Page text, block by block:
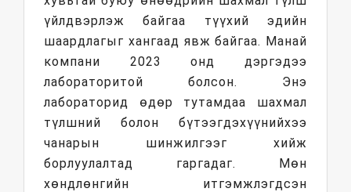
үйлдвэрлэж байгаа түүхий эдийн
шаардлагыг хангаад явж байгаа. Манай
компани 2023 онд дэргэдээ
лабораторитой болсон. Энэ
лабораторид өдөр тутамдаа шахмал
түлшний болон бүтээгдэхүүнийхээ
чанарын шинжилгээг хийж
борлуулалтад гаргадаг. Мөн
хөндлөнгийн итгэмжлэгдсэн